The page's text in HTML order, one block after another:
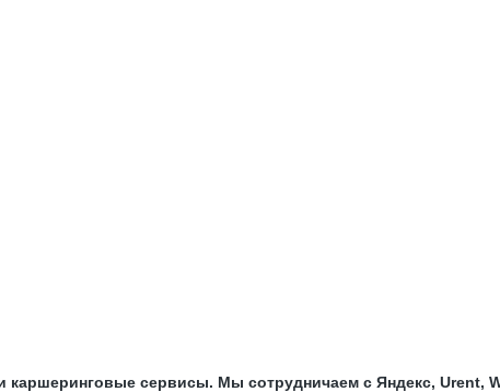
каршеринговые сервисы. Мы сотрудничаем с Яндекс, Urent,